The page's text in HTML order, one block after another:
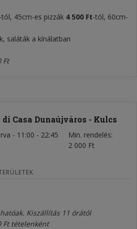
-tól, 45cm-es pizzák 4 500 Ft-tól, 60cm-
saláták a kínálatban
Ft
di Casa Dunaújváros - Kulcs
- 11:00 - 22:45
Min. rendelés
2 000 Ft
Kiszállítás 11 órától
Ft tételenként